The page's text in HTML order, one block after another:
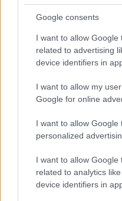
Google consents
I want to allow Google
related to advertising
device identifiers in
I want to allow my
Google for online
I want to allow Google
personalized
I want to allow Google
related to analytics
device identifiers in
Meccs Center
Leeds United
United